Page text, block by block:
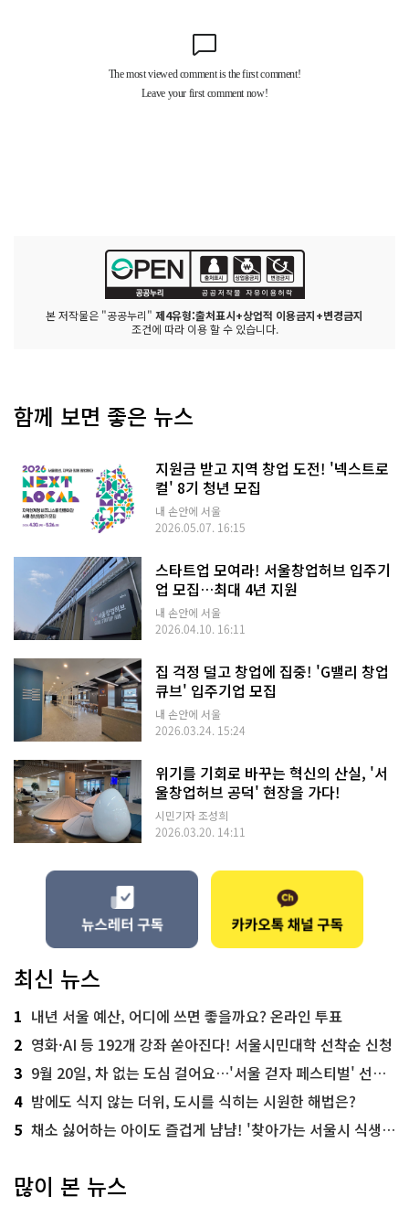
본 저작물은 "공공누리" 제4유형:출처표시+상업적 이용금지+변경금지
조건에 따라 이용 할 수 있습니다.
함께 보면 좋은 뉴스
지원금 받고 지역 창업 도전! '넥스트로
컬' 8기 청년 모집
내 손안에 서울
2026.05.07. 16:15
스타트업 모여라! 서울창업허브 입주기
업 모집…최대 4년 지원
내 손안에 서울
2026.04.10. 16:11
집 걱정 덜고 창업에 집중! 'G밸리 창업
큐브' 입주기업 모집
내 손안에 서울
2026.03.24. 15:24
위기를 기회로 바꾸는 혁신의 산실, '서
울창업허브 공덕' 현장을 가다!
시민기자 조성희
2026.03.20. 14:11
최신 뉴스
1 내년 서울 예산, 어디에 쓰면 좋을까요? 온라인 투표
2 영화·AI 등 192개 강좌 쏟아진다! 서울시민대학 선착순 신청
3 9월 20일, 차 없는 도심 걸어요…'서울 걷자 페스티벌' 선착순 5천명
4 밤에도 식지 않는 더위, 도시를 식히는 시원한 해법은?
5 채소 싫어하는 아이도 즐겁게 냠냠! '찾아가는 서울시 식생활 교육' 현장
많이 본 뉴스